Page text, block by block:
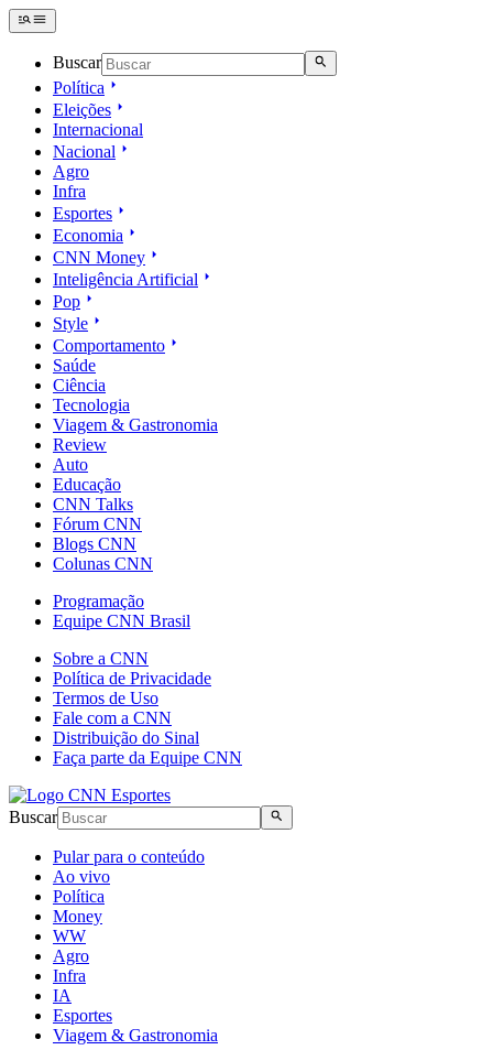
Buscar
Política
Eleições
Internacional
Nacional
Agro
Infra
Esportes
Economia
CNN Money
Inteligência Artificial
Pop
Style
Comportamento
Saúde
Ciência
Tecnologia
Viagem & Gastronomia
Review
Auto
Educação
CNN Talks
Fórum CNN
Blogs CNN
Colunas CNN
Programação
Equipe CNN Brasil
Sobre a CNN
Política de Privacidade
Termos de Uso
Fale com a CNN
Distribuição do Sinal
Faça parte da Equipe CNN
Buscar
Pular para o conteúdo
Ao vivo
Política
Money
WW
Agro
Infra
IA
Esportes
Viagem & Gastronomia